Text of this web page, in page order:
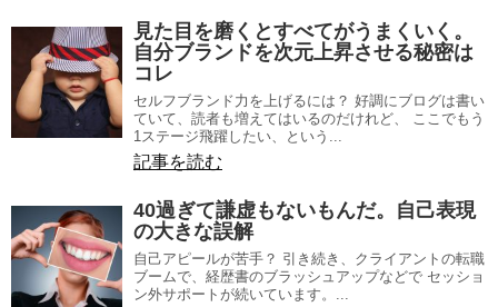
見た目を磨くとすべてがうまくいく。
自分ブランドを次元上昇させる秘密は
コレ
セルフブランド力を上げるには？ 好調にブログは書い
ていて、読者も増えてはいるのだけれど、 ここでもう
1ステージ飛躍したい、という...
記事を読む
40過ぎて謙虚もないもんだ。自己表現
の大きな誤解
自己アピールが苦手？ 引き続き、クライアントの転職
ブームで、経歴書のブラッシュアップなどで セッショ
ン外サポートが続いています。...